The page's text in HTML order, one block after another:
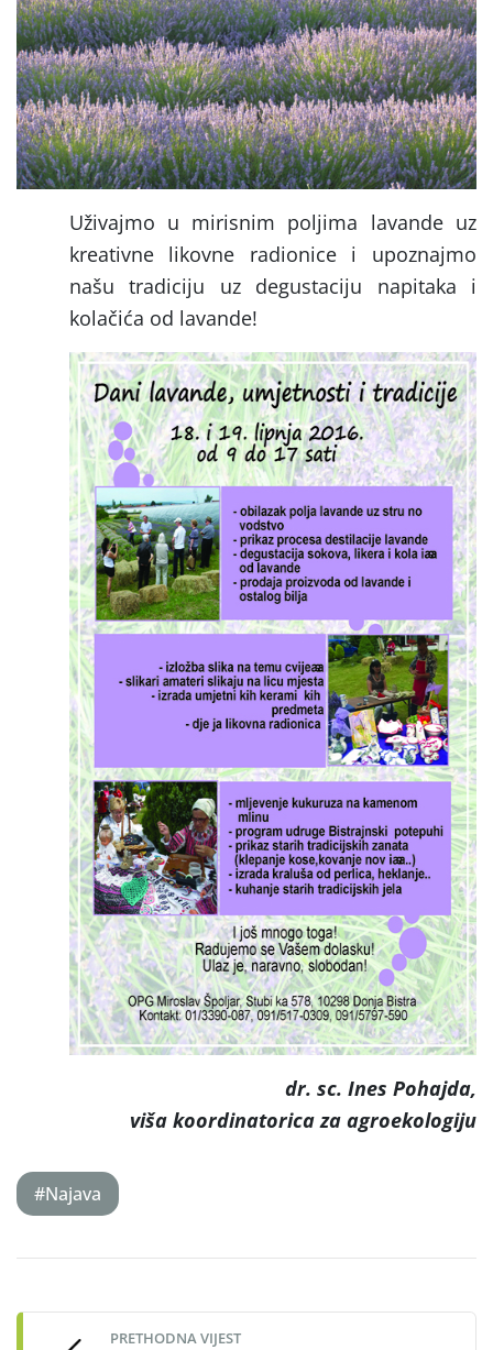
Uživajmo u mirisnim poljima lavande uz
kreativne likovne radionice i upoznajmo
našu tradiciju uz degustaciju napitaka i
kolačića od lavande!
dr. sc. Ines Pohajda,
viša koordinatorica za agroekologiju
#Najava
navigation
PRETHODNA VIJEST